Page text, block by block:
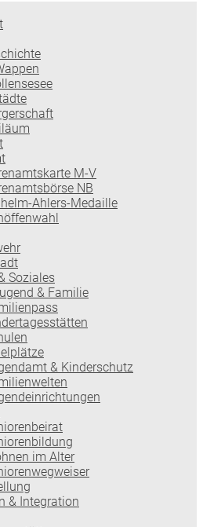
M-V
NB
Ahlers-Medaille
Soziales
& Familie
& Kinderschutz
im Alter
& Integration